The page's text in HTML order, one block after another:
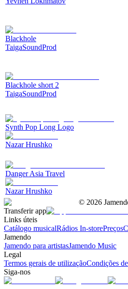
Blackhole
TaigaSoundProd
Blackhole short 2
TaigaSoundProd
Synth Pop Long Logo
Nazar Hrushko
Danger Asia Travel
Nazar Hrushko
© 2026
Transferir app
Links úteis
Catálogo musicalRádios In-storePreços
Jamendo
Jamendo para artistasJamendo Music
Legal
Termos gerais de utilizaçãoCondições
Siga-nos